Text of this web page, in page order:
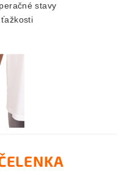
stavy
ťažkosti